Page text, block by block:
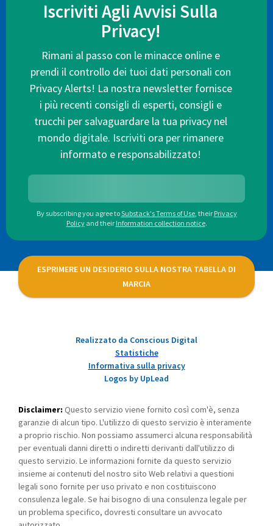
Iscriviti Agli Avvisi Sulla
Privacy!
Rimani al passo con le minacce online e
prendi il controllo dei tuoi dati personali con
Privacy Alerts! La nostra newsletter fornisce
i più recenti consigli di esperti, consigli e
trucchi per salvaguardare la tua privacy nel
mondo digitale. Iscriviti ora per rimanere
informato e responsabilizzato!
By subscribing you agree toSubstack's Terms of Use, their Privacy
Policy and their Information collection notice.
ESPRIMERE UN DESIDERIO SULLA NOSTRA TABELLA DI
MARCIA
Realizzato da Conscious Digital
Statistiche
Informativa sulla privacy
Logos by UpLead
Disclaimer: Questo servizio viene fornito così com'è, senza
garanzie di alcun tipo. L'utilizzo di questo servizio è interamente
a proprio rischio. Non possiamo assumerci alcuna responsabilità
per eventuali danni diretti o indiretti derivanti dall'utilizzo di
questo servizio. Le informazioni fornite da questo servizio
insieme ai contenuti del nostro sito Web relativi a questioni
legali sono fornite per uso privato e non costituiscono
consulenza legale. Se hai bisogno di una consulenza legale per
un problema specifico, dovresti consultare un avvocato